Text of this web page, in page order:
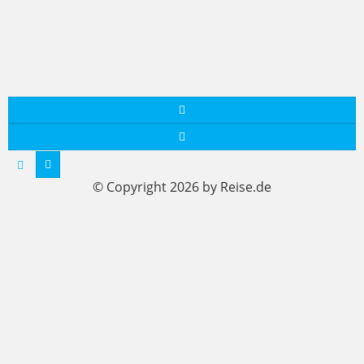
© Copyright 2026 by Reise.de